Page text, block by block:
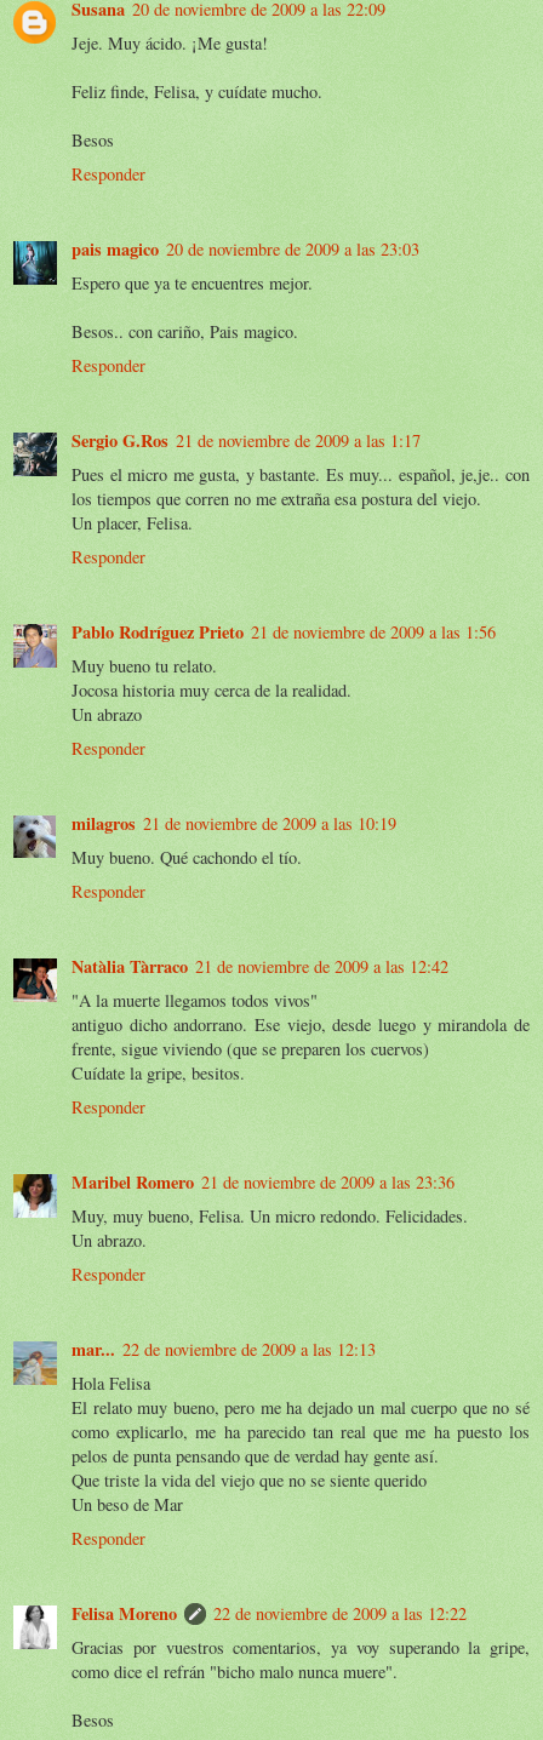
Susana 20 de noviembre de 2009 a las 22:09
Jeje. Muy ácido. ¡Me gusta!
Feliz finde, Felisa, y cuídate mucho.
Besos
Responder
pais magico 20 de noviembre de 2009 a las 23:03
Espero que ya te encuentres mejor.
Besos.. con cariño, Pais magico.
Responder
Sergio G.Ros 21 de noviembre de 2009 a las 1:17
Pues el micro me gusta, y bastante. Es muy... español, je,je.. con
los tiempos que corren no me extraña esa postura del viejo.
Un placer, Felisa.
Responder
Pablo Rodríguez Prieto 21 de noviembre de 2009 a las 1:56
Muy bueno tu relato.
Jocosa historia muy cerca de la realidad.
Un abrazo
Responder
milagros 21 de noviembre de 2009 a las 10:19
Muy bueno. Qué cachondo el tío.
Responder
Natàlia Tàrraco 21 de noviembre de 2009 a las 12:42
"A la muerte llegamos todos vivos"
antiguo dicho andorrano. Ese viejo, desde luego y mirandola de
frente, sigue viviendo (que se preparen los cuervos)
Cuídate la gripe, besitos.
Responder
Maribel Romero 21 de noviembre de 2009 a las 23:36
Muy, muy bueno, Felisa. Un micro redondo. Felicidades.
Un abrazo.
Responder
mar... 22 de noviembre de 2009 a las 12:13
Hola Felisa
El relato muy bueno, pero me ha dejado un mal cuerpo que no sé
como explicarlo, me ha parecido tan real que me ha puesto los
pelos de punta pensando que de verdad hay gente así.
Que triste la vida del viejo que no se siente querido
Un beso de Mar
Responder
Felisa Moreno
22 de noviembre de 2009 a las 12:22
Gracias por vuestros comentarios, ya voy superando la gripe,
como dice el refrán "bicho malo nunca muere".
Besos